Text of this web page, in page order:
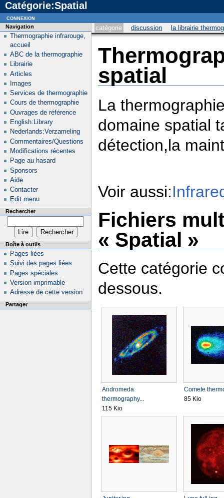
Catégorie:Spatial
catégorie discussion la librairie
spatial
La
domaine spatial
détection,la
Voir aussi:
Fichiers
« Spatial »
Cette catégorie
dessous.
Andromeda
thermography...
115 Kio
Comete
85 Kio
Navigation
Thermographie infrarouge,
accueil
ABC de la thermographie
Librairie
Articles
Images
Services de thermographie
Cours de thermographie
Ouvrages de référence
English:Library
Nederlands:Verzameling
Commentaires/Questions
Modifications récentes
Page au hasard
Sponsors
Aide
Contacter
Edit menu
Rechercher
Boîte à outils
Pages liées
Suivi des pages liées
Pages spéciales
Version imprimable
Adresse de cette version
Partager
connexion